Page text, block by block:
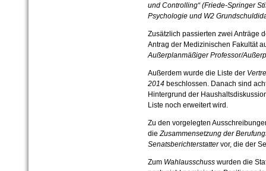
und Controlling“ (Friede-Springer
Psychologie und W2
Zusätzlich passierten zwei Anträge
Antrag der Medizinischen Fakultät
Außerplanmäßiger Professor/
Außerdem wurde die Liste der
2014beschlossen. Danach sind
Hintergrund der
Liste noch erweitert wird.
Zu den vorgelegten
dieZusammensetzung der
Senatsberichterstattervor, die der
Zum Wahlausschuss wurden die